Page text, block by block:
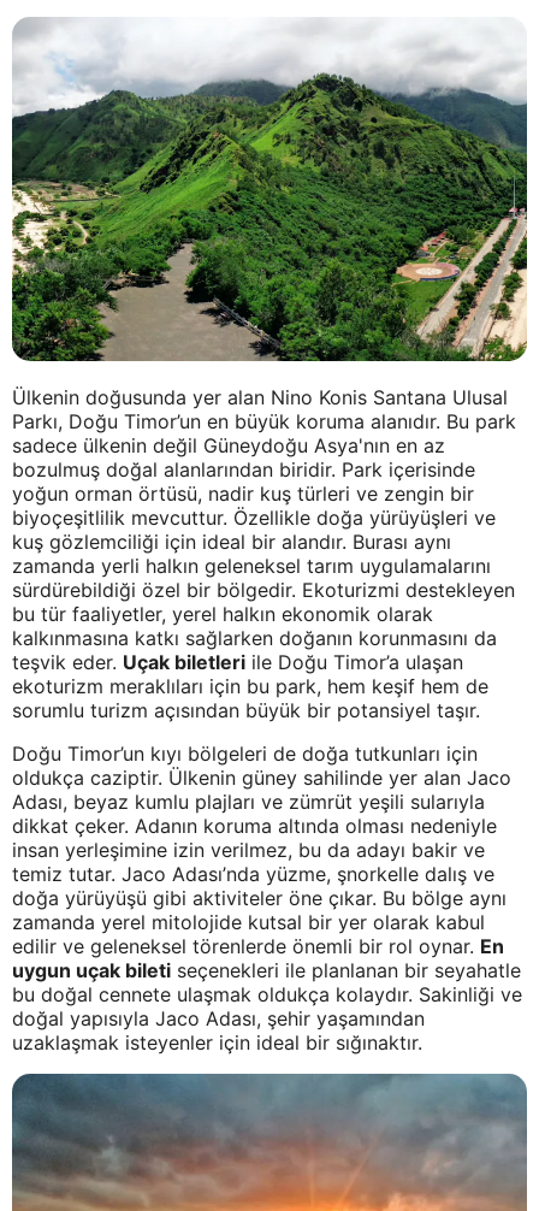
Ülkenin doğusunda yer alan Nino Konis Santana Ulusal
Parkı, Doğu Timor’un en büyük koruma alanıdır. Bu park
sadece ülkenin değil Güneydoğu Asya'nın en az
bozulmuş doğal alanlarından biridir. Park içerisinde
yoğun orman örtüsü, nadir kuş türleri ve zengin bir
biyoçeşitlilik mevcuttur. Özellikle doğa yürüyüşleri ve
kuş gözlemciliği için ideal bir alandır. Burası aynı
zamanda yerli halkın geleneksel tarım uygulamalarını
sürdürebildiği özel bir bölgedir. Ekoturizmi destekleyen
bu tür faaliyetler, yerel halkın ekonomik olarak
kalkınmasına katkı sağlarken doğanın korunmasını da
teşvik eder. Uçak biletleri ile Doğu Timor’a ulaşan
ekoturizm meraklıları için bu park, hem keşif hem de
sorumlu turizm açısından büyük bir potansiyel taşır.
Doğu Timor’un kıyı bölgeleri de doğa tutkunları için
oldukça caziptir. Ülkenin güney sahilinde yer alan Jaco
Adası, beyaz kumlu plajları ve zümrüt yeşili sularıyla
dikkat çeker. Adanın koruma altında olması nedeniyle
insan yerleşimine izin verilmez, bu da adayı bakir ve
temiz tutar. Jaco Adası’nda yüzme, şnorkelle dalış ve
doğa yürüyüşü gibi aktiviteler öne çıkar. Bu bölge aynı
zamanda yerel mitolojide kutsal bir yer olarak kabul
edilir ve geleneksel törenlerde önemli bir rol oynar. En
uygun uçak bileti seçenekleri ile planlanan bir seyahatle
bu doğal cennete ulaşmak oldukça kolaydır. Sakinliği ve
doğal yapısıyla Jaco Adası, şehir yaşamından
uzaklaşmak isteyenler için ideal bir sığınaktır.